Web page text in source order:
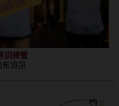
訓練營
資訊